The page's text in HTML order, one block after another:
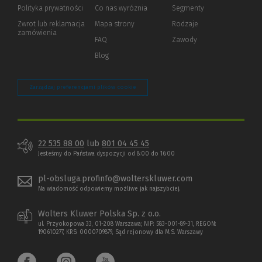
Polityka prywatności (Nowe
(Link
innej
Zwrot lub reklamacja
zamówienia
strony)
Co nas wyróżnia
Mapa strony
FAQ
Blog
Segmenty
Rodzaje
Zawody
Zarządzaj preferencjami plików cookie
22 535 88 00 lub 801 04 45 45
Jesteśmy do Państwa dyspozycji od 8:00 do 16:00
pl-obsluga.profinfo@wolterskluwer.com
Na wiadomość odpowiemy możliwe jak najszybciej.
Wolters Kluwer Polska Sp. z o.o.
ul. Przyokopowa 33, 01-208 Warszawa; NIP: 583-001-89-31, REGON:
190610277, KRS: 0000709879, Sąd rejonowy dla M.S. Warszawy